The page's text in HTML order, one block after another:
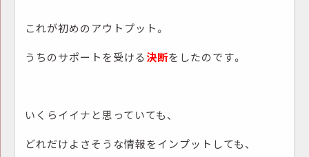
これが初めのアウトプット。
うちのサポートを受ける 決断をしたのです。
いくらイイナと思っていても、
どれだけよさそうな情報をインプットしても、